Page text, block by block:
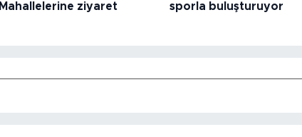
Mahallelerine ziyaret
sporla buluşturuyor